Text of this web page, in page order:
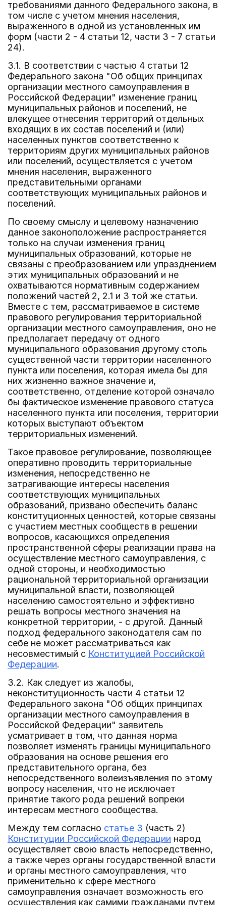
требованиями данного Федерального закона, в
том числе с учетом мнения населения,
выраженного в одной из установленных им
форм (части 2 - 4 статьи 12, части 3 - 7 статьи
24).
3.1. В соответствии с частью 4 статьи 12
Федерального закона "Об общих принципах
организации местного самоуправления в
Российской Федерации" изменение границ
муниципальных районов и поселений, не
влекущее отнесения территорий отдельных
входящих в их состав поселений и (или)
населенных пунктов соответственно к
территориям других муниципальных районов
или поселений, осуществляется с учетом
мнения населения, выраженного
представительными органами
соответствующих муниципальных районов и
поселений.
По своему смыслу и целевому назначению
данное законоположение распространяется
только на случаи изменения границ
муниципальных образований, которые не
связаны с преобразованием или упразднением
этих муниципальных образований и не
охватываются нормативным содержанием
положений частей 2, 2.1 и 3 той же статьи.
Вместе с тем, рассматриваемое в системе
правового регулирования территориальной
организации местного самоуправления, оно не
предполагает передачу от одного
муниципального образования другому столь
существенной части территории населенного
пункта или поселения, которая имела бы для
них жизненно важное значение и,
соответственно, отделение которой означало
бы фактическое изменение правового статуса
населенного пункта или поселения, территории
которых выступают объектом
территориальных изменений.
Такое правовое регулирование, позволяющее
оперативно проводить территориальные
изменения, непосредственно не
затрагивающие интересы населения
соответствующих муниципальных
образований, призвано обеспечить баланс
конституционных ценностей, которые связаны
с участием местных сообществ в решении
вопросов, касающихся определения
пространственной сферы реализации права на
осуществление местного самоуправления, с
одной стороны, и необходимостью
рациональной территориальной организации
муниципальной власти, позволяющей
населению самостоятельно и эффективно
решать вопросы местного значения на
конкретной территории, - с другой. Данный
подход федерального законодателя сам по
себе не может рассматриваться как
несовместимый с Конституцией Российской
Федерации.
3.2. Как следует из жалобы,
неконституционность части 4 статьи 12
Федерального закона "Об общих принципах
организации местного самоуправления в
Российской Федерации" заявитель
усматривает в том, что данная норма
позволяет изменять границы муниципального
образования на основе решения его
представительного органа, без
непосредственного волеизъявления по этому
вопросу населения, что не исключает
принятие такого рода решений вопреки
интересам местного сообщества.
Между тем согласно статье 3 (часть 2)
Конституции Российской Федерации народ
осуществляет свою власть непосредственно,
а также через органы государственной власти
и органы местного самоуправления, что
применительно к сфере местного
самоуправления означает возможность его
осуществления как самими гражданами путем